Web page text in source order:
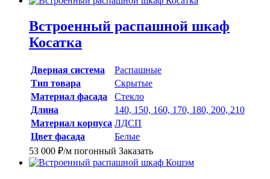
Встроенный распашной шкаф
Косатка
Дверная система
Распашные
Тип товара
Скрытые
Материал фасада
Стекло
Длина
140, 150, 160, 170, 180, 200, 210
Материал корпуса ЛДСП
Цвет фасада
Белые
53 000 ₽/м погонный Заказать